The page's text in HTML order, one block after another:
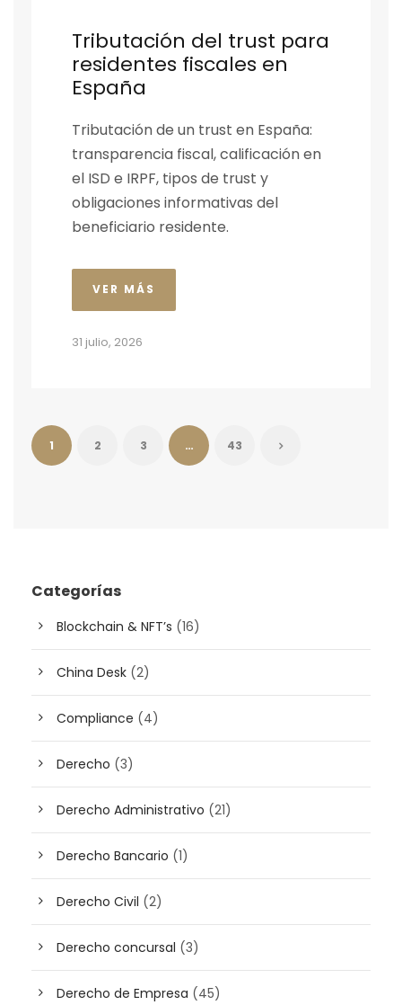
Tributación del trust para
residentes fiscales en
España
Tributación de un trust en España:
transparencia fiscal, calificación en
el ISD e IRPF, tipos de trust y
obligaciones informativas del
beneficiario residente.
VER MÁS
31 julio, 2026
1 2 3 … 43
Categorías
Blockchain & NFT’s (16)
China Desk (2)
Compliance (4)
Derecho (3)
Derecho Administrativo (21)
Derecho Bancario (1)
Derecho Civil (2)
Derecho concursal (3)
Derecho de Empresa (45)